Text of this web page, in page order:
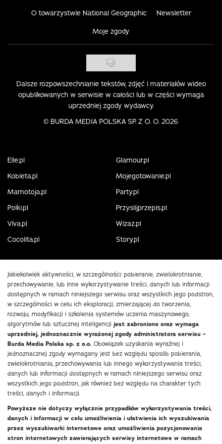
O towarzystwie National Geographic Newsletter
Moje zgody
Dalsze rozpowszechnianie tekstów, zdjęć i materiałów wideo
opublikowanych w serwisie w całości lub w części wymaga
uprzedniej zgody wydawcy.
© BURDA MEDIA POLSKA SP. Z O. O. 2026
Elle.pl
Glamour.pl
Kobieta.pl
Mojegotowanie.pl
Mamotoja.pl
Party.pl
Polki.pl
Przyslijprzepis.pl
Viva.pl
Wizaz.pl
Cocolita.pl
Story.pl
Jakiekolwiek aktywności, w szczególności: pobieranie, zwielokrotnianie,
przechowywanie, lub inne wykorzystywanie treści, danych lub informacji
dostępnych w ramach niniejszego serwisu oraz wszystkich jego podstron,
w szczególności w celu ich eksploracji, zmierzającej do tworzenia,
rozwoju, modyfikacji i szkolenia systemów uczenia maszynowego,
algorytmów lub sztucznej inteligencji jest zabronione oraz wymaga
uprzedniej, jednoznacznie wyrażonej zgody administratora serwisu –
Burda Media Polska sp. z o.o. Obowiązek uzyskania wyraźnej i
jednoznacznej zgody wymagany jest bez względu sposób pobierania,
zwielokrotniania, przechowywania lub innego wykorzystywania treści,
danych lub informacji dostępnych w ramach niniejszego serwisu oraz
wszystkich jego podstron, jak również bez względu na charakter tych
treści, danych i informacji.
Powyższe nie dotyczy wyłącznie przypadków wykorzystywania treści,
danych i informacji w celu umożliwienia i ułatwienia ich wyszukiwania
przez wyszukiwarki internetowe oraz umożliwienia pozycjonowania
stron internetowych zawierających serwisy internetowe w ramach